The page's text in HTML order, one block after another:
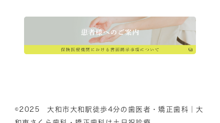
©2025 大和市大和駅徒歩4分の歯医者・矯正歯科｜大